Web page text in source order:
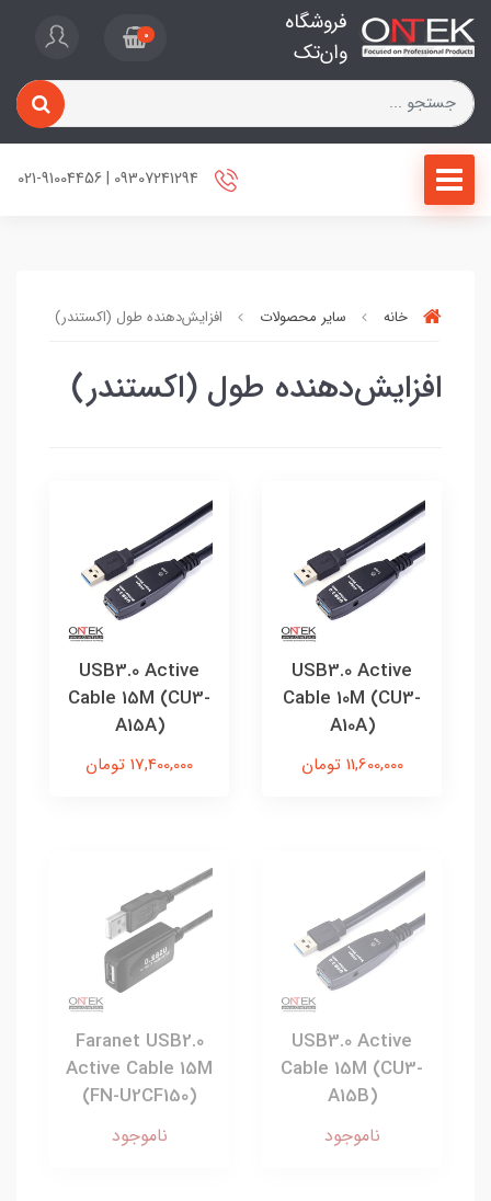
فروشگاه
وان‌تک
0
خانه سایر محصولات افزایش‌دهنده طول (اکستندر)
افزایش‌دهنده طول (اکستندر)
USB3.0 Active
Cable 10M (CU3-
A10A)
11,600,000 تومان
USB3.0 Active
Cable 15M (CU3-
A15A)
17,400,000 تومان
USB3.0 Active
Cable 15M (CU3-
A15B)
ناموجود
Faranet USB2.0
Active Cable 15M
(FN-U2CF150)
ناموجود